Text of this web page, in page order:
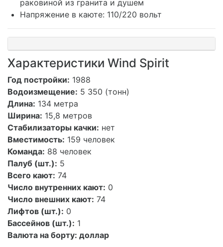
раковиной из гранита и душем
Напряжение в каюте: 110/220 вольт
Характеристики Wind Spirit
Год постройки: 1988
Водоизмещение: 5 350 (тонн)
Длина: 134 метра
Ширина: 15,8 метров
Стабилизаторы качки: нет
Вместимость: 159 человек
Команда: 88 человек
Палуб (шт.): 5
Всего кают: 74
Число внутренних кают: 0
Число внешних кают: 74
Лифтов (шт.): 0
Бассейнов (шт.): 1
Валюта на борту: доллар